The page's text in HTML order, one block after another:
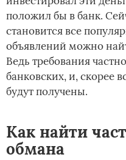
положил бы в банк.
становится все
объявлений можно
Ведь требования
банковских, и, скорее
будут получены.
Как найти
обмана